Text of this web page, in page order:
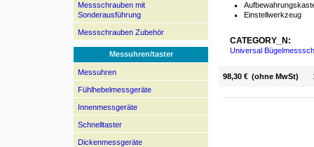
Messschrauben mit
Sonderausführung
Messschrauben Zubehör
Messuhren/taster
Messuhren
Fühlhebelmessgeräte
Innenmessgeräte
Schnelltaster
Dickenmessgeräte
Einstellwerkzeug
CATEGORY_N:
Universal
98,30 € (ohne MwSt)